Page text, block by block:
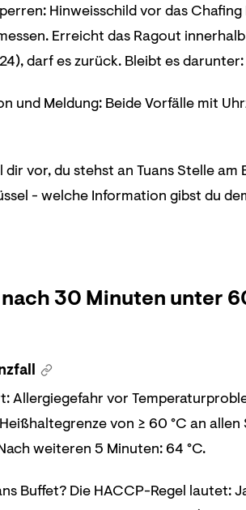
Hinweisschild vor das
Erreicht das Ragout
darf es zurück. Bleibt es darunter:
und Meldung: Beide Vorfälle mit
dir vor, du stehst an Tuans Stelle
- welche Information gibst du
30 Minuten unter
Allergiegefahr vor
von ≥ 60 °C an
weiteren 5 Minuten: 64 °C.
Buffet? Die HACCP-Regel lautet: